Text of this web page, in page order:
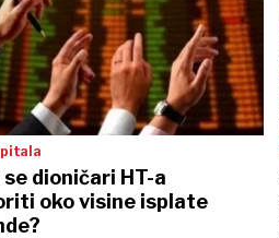
se dioničari HT-a
oko visine isplate